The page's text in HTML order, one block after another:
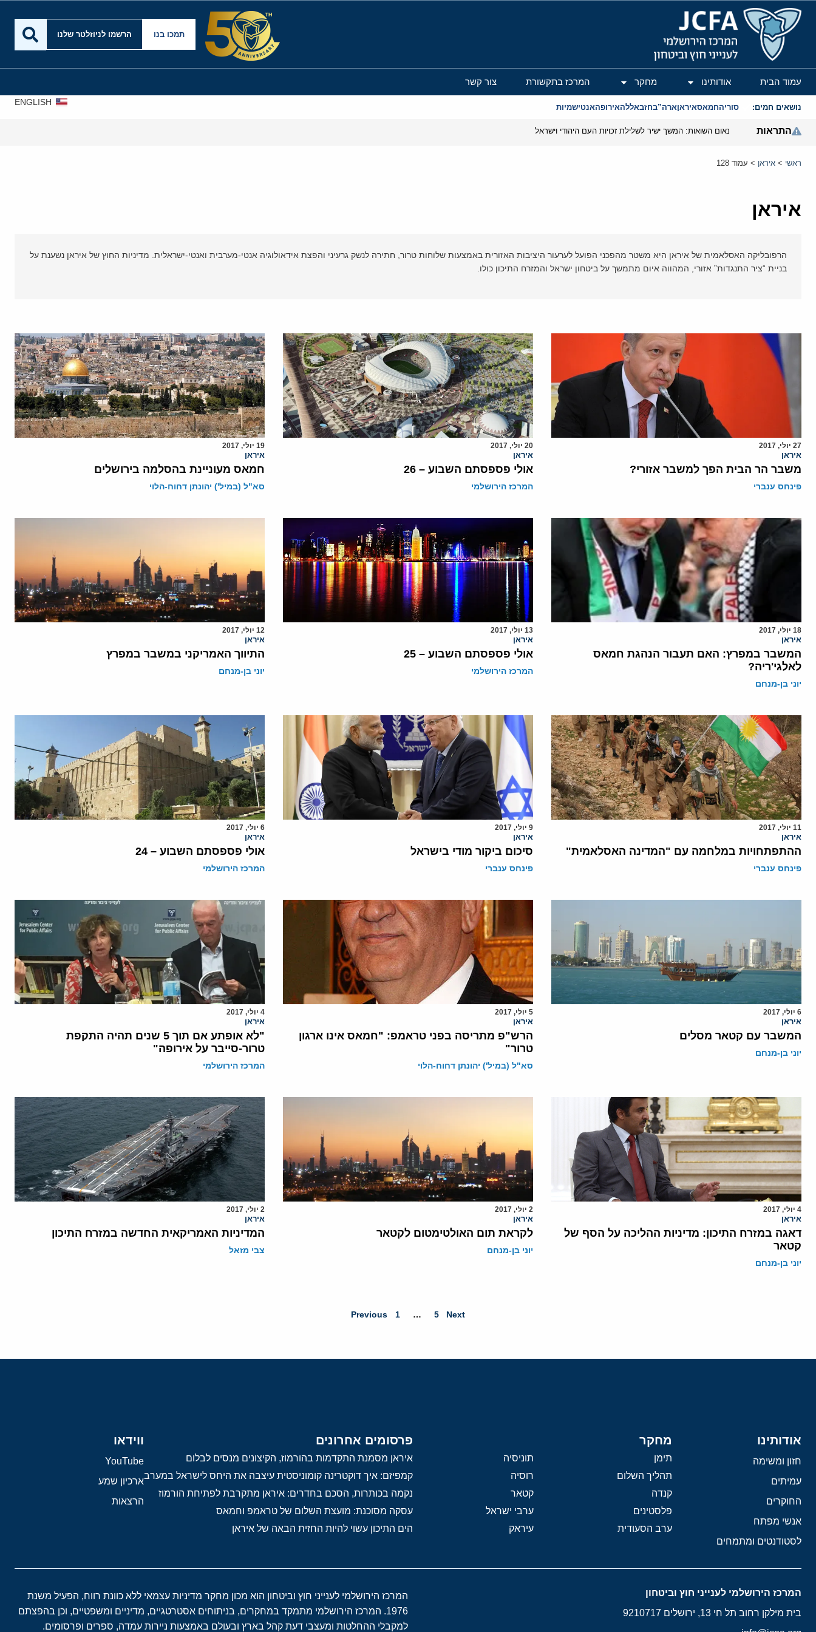
המרכז הירושלמי לענייני חוץ וביטחון
תמכו בנו הרשמו לניוזלטר שלנו
עמוד הבית אודותינו מחקר המרכז בתקשורת צור קשר
נושאים חמים: סוריהחמאסאיראןארה”בחזבאללהאירופהאנטישמיות
ENGLISH
התראות נאום השואות: המשך ישיר לשלילת זכויות העם היהודי וישראל
ראשי > איראן > עמוד 128
איראן
הרפובליקה האסלאמית של איראן היא משטר מהפכני הפועל לערעור היציבות האזורית באמצעות שלוחות טרור, חתירה לנשק גרעיני והפצת אידאולוגיה אנטי-מערבית ואנטי-ישראלית. מדיניות החוץ של איראן נשענת על
בניית “ציר התנגדות” אזורי, המהווה איום מתמשך על ביטחון ישראל והמזרח התיכון כולו.
27 יולי, 2017
איראן
משבר הר הבית הפך למשבר אזורי?
פינחס ענברי
20 יולי, 2017
איראן
אולי פספסתם השבוע – 26
המרכז הירושלמי
19 יולי, 2017
איראן
חמאס מעוניינת בהסלמה בירושלים
סא"ל (במיל') יהונתן דחוח-הלוי
18 יולי, 2017
איראן
המשבר במפרץ: האם תעבור הנהגת חמאס
לאלגי'ריה?
יוני בן-מנחם
13 יולי, 2017
איראן
אולי פספסתם השבוע – 25
המרכז הירושלמי
12 יולי, 2017
איראן
התיווך האמריקני במשבר במפרץ
יוני בן-מנחם
11 יולי, 2017
איראן
ההתפתחויות במלחמה עם "המדינה האסלאמית"
פינחס ענברי
9 יולי, 2017
איראן
סיכום ביקור מודי בישראל
פינחס ענברי
6 יולי, 2017
איראן
אולי פספסתם השבוע – 24
המרכז הירושלמי
6 יולי, 2017
איראן
המשבר עם קטאר מסלים
יוני בן-מנחם
5 יולי, 2017
איראן
הרש"פ מתריסה בפני טראמפ: "חמאס אינו ארגון
טרור"
סא"ל (במיל') יהונתן דחוח-הלוי
4 יולי, 2017
איראן
"לא אופתע אם תוך 5 שנים תהיה התקפת
טרור-סייבר על אירופה"
המרכז הירושלמי
4 יולי, 2017
איראן
דאגה במזרח התיכון: מדיניות ההליכה על הסף של
קטאר
יוני בן-מנחם
2 יולי, 2017
איראן
לקראת תום האולטימטום לקטאר
יוני בן-מנחם
2 יולי, 2017
איראן
המדיניות האמריקאית החדשה במזרח התיכון
צבי מזאל
Previous 1 … 5 Next
אודותינו
חזון ומשימה
עמיתים
החוקרים
אנשי מפתח
לסטודנטים ומתמחים
מחקר
תימן
תוניסיה
תהליך השלום
רוסיה
קנדה
קטאר
פלסטינים
ערבי ישראל
ערב הסעודית
עיראק
פרסומים אחרונים
איראן מסמנת התקדמות בהורמוז, הקיצונים מנסים לבלום
קמפיזם: איך דוקטרינה קומוניסטית עיצבה את היחס לישראל במערב
נקמה בכותרות, הסכם בחדרים: איראן מתקרבת לפתיחת הורמוז
עסקה מסוכנת: מועצת השלום של טראמפ וחמאס
הים התיכון עשוי להיות החזית הבאה של איראן
ווידאו
YouTube
ארכיון שמע
הרצאות
המרכז הירושלמי לענייני חוץ וביטחון
בית מילקן רחוב תל חי 13, ירושלים 9210717
המרכז הירושלמי לענייני חוץ וביטחון הוא מכון מחקר מדיניות עצמאי ללא כוונת רווח, הפעיל משנת
1976. המרכז הירושלמי מתמקד במחקרים, בניתוחים אסטרטגיים, מדיניים ומשפטיים, וכן בהפצתם
למקבלי ההחלטות ומעצבי דעת קהל בארץ ובעולם באמצעות ניירות עמדה, ספרים ופרסומים.